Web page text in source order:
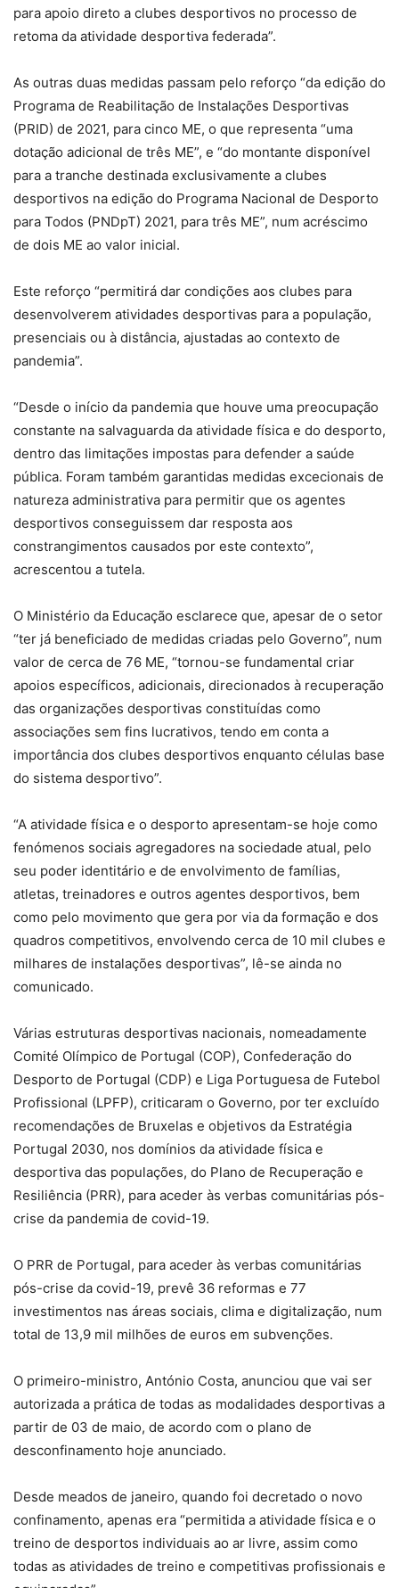
para apoio direto a clubes desportivos no processo de
retoma da atividade desportiva federada”.
As outras duas medidas passam pelo reforço “da edição do
Programa de Reabilitação de Instalações Desportivas
(PRID) de 2021, para cinco ME, o que representa “uma
dotação adicional de três ME”, e “do montante disponível
para a tranche destinada exclusivamente a clubes
desportivos na edição do Programa Nacional de Desporto
para Todos (PNDpT) 2021, para três ME”, num acréscimo
de dois ME ao valor inicial.
Este reforço “permitirá dar condições aos clubes para
desenvolverem atividades desportivas para a população,
presenciais ou à distância, ajustadas ao contexto de
pandemia”.
“Desde o início da pandemia que houve uma preocupação
constante na salvaguarda da atividade física e do desporto,
dentro das limitações impostas para defender a saúde
pública. Foram também garantidas medidas excecionais de
natureza administrativa para permitir que os agentes
desportivos conseguissem dar resposta aos
constrangimentos causados por este contexto”,
acrescentou a tutela.
O Ministério da Educação esclarece que, apesar de o setor
“ter já beneficiado de medidas criadas pelo Governo”, num
valor de cerca de 76 ME, “tornou-se fundamental criar
apoios específicos, adicionais, direcionados à recuperação
das organizações desportivas constituídas como
associações sem fins lucrativos, tendo em conta a
importância dos clubes desportivos enquanto células base
do sistema desportivo”.
“A atividade física e o desporto apresentam-se hoje como
fenómenos sociais agregadores na sociedade atual, pelo
seu poder identitário e de envolvimento de famílias,
atletas, treinadores e outros agentes desportivos, bem
como pelo movimento que gera por via da formação e dos
quadros competitivos, envolvendo cerca de 10 mil clubes e
milhares de instalações desportivas”, lê-se ainda no
comunicado.
Várias estruturas desportivas nacionais, nomeadamente
Comité Olímpico de Portugal (COP), Confederação do
Desporto de Portugal (CDP) e Liga Portuguesa de Futebol
Profissional (LPFP), criticaram o Governo, por ter excluído
recomendações de Bruxelas e objetivos da Estratégia
Portugal 2030, nos domínios da atividade física e
desportiva das populações, do Plano de Recuperação e
Resiliência (PRR), para aceder às verbas comunitárias pós-
crise da pandemia de covid-19.
O PRR de Portugal, para aceder às verbas comunitárias
pós-crise da covid-19, prevê 36 reformas e 77
investimentos nas áreas sociais, clima e digitalização, num
total de 13,9 mil milhões de euros em subvenções.
O primeiro-ministro, António Costa, anunciou que vai ser
autorizada a prática de todas as modalidades desportivas a
partir de 03 de maio, de acordo com o plano de
desconfinamento hoje anunciado.
Desde meados de janeiro, quando foi decretado o novo
confinamento, apenas era “permitida a atividade física e o
treino de desportos individuais ao ar livre, assim como
todas as atividades de treino e competitivas profissionais e